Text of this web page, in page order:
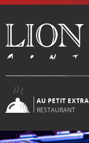
AU PETIT EXTRA
RESTAURANT